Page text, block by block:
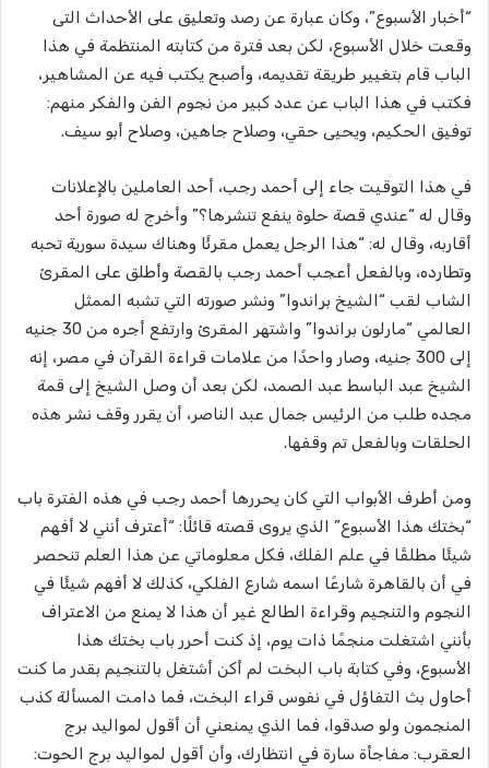
“أخبار الأسبوع”، وكان عبارة عن رصد وتعليق على الأحداث التى
وقعت خلال الأسبوع، لكن بعد فترة من كتابته المنتظمة في هذا
الباب قام بتغيير طريقة تقديمه، وأصبح يكتب فيه عن المشاهير،
فكتب في هذا الباب عن عدد كبير من نجوم الفن والفكر منهم:
توفيق الحكيم، ويحيى حقي، وصلاح جاهين، وصلاح أبو سيف.
في هذا التوقيت جاء إلى أحمد رجب، أحد العاملين بالإعلانات
وقال له “عندي قصة حلوة ينفع تنشرها؟” وأخرج له صورة أحد
أقاربه، وقال له: “هذا الرجل يعمل مقرئًا وهناك سيدة سورية تحبه
وتطارده، وبالفعل أعجب أحمد رجب بالقصة وأطلق على المقرئ
الشاب لقب “الشيخ براندوا” ونشر صورته التي تشبه الممثل
العالمي “مارلون براندوا” واشتهر المقرئ وارتفع أجره من 30 جنيه
إلى 300 جنيه، وصار واحدًا من علامات قراءة القرآن في مصر، إنه
الشيخ عبد الباسط عبد الصمد، لكن بعد أن وصل الشيخ إلى قمة
مجده طلب من الرئيس جمال عبد الناصر، أن يقرر وقف نشر هذه
الحلقات وبالفعل تم وقفها.
ومن أطرف الأبواب التي كان يحررها أحمد رجب في هذه الفترة باب
“بختك هذا الأسبوع” الذي يروى قصته قائلًا: “أعترف أنني لا أفهم
شيئًا مطلقًا في علم الفلك، فكل معلوماتي عن هذا العلم تنحصر
في أن بالقاهرة شارعًا اسمه شارع الفلكي، كذلك لا أفهم شيئًا في
النجوم والتنجيم وقراءة الطالع غير أن هذا لا يمنع من الاعتراف
بأنني اشتغلت منجمًا ذات يوم، إذ كنت أحرر باب بختك هذا
الأسبوع، وفي كتابة باب البخت لم أكن أشتغل بالتنجيم بقدر ما كنت
أحاول بث التفاؤل في نفوس قراء البخت، فما دامت المسألة كذب
المنجمون ولو صدقوا، فما الذي يمنعني أن أقول لمواليد برج
العقرب: مفاجأة سارة في انتظارك، وأن أقول لمواليد برج الحوت: